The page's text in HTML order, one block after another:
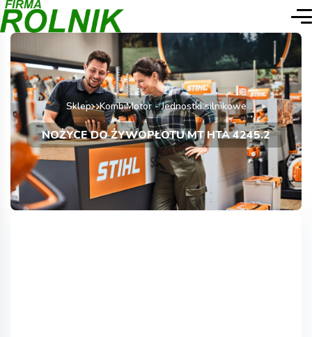
Sklep KombiMotor - Jednostki silnikowe
NOŻYCE DO ŻYWOPŁOTU MT HTA 4245.2